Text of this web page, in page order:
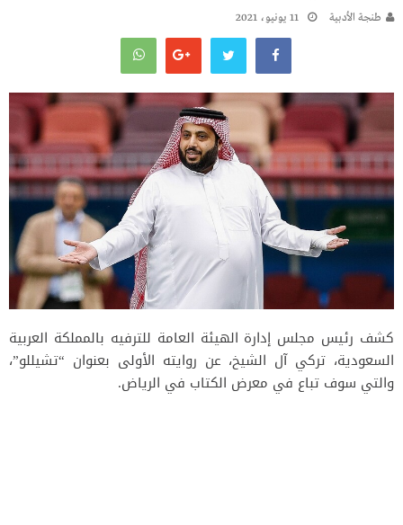
طنجة الأدبية 11 يونيو، 2021
كشف رئيس مجلس إدارة الهيئة العامة للترفيه بالمملكة العربية
السعودية، تركي آل الشيخ، عن روايته الأولى بعنوان “تشيللو”،
والتي سوف تباع في معرض الكتاب في الرياض.